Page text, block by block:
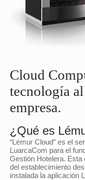
Cloud
tecnología
empresa.
¿Qué es
“Lémur Cloud” es el
LuarcaCom para el
Gestión Hotelera. Esta
del establecimiento
instalada la aplicación